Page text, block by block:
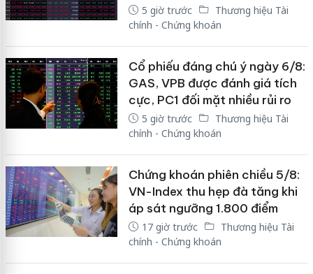
5 giờ trước
Thương hiệu Tài
chính - Chứng khoán
Cổ phiếu đáng chú ý ngày 6/8:
GAS, VPB được đánh giá tích
cực, PC1 đối mặt nhiều rủi ro
5 giờ trước
Thương hiệu Tài
chính - Chứng khoán
Chứng khoán phiên chiều 5/8:
VN-Index thu hẹp đà tăng khi
áp sát ngưỡng 1.800 điểm
17 giờ trước
Thương hiệu Tài
chính - Chứng khoán